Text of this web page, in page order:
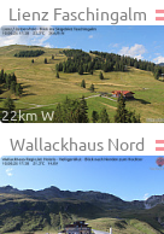
Lienz Faschingalm
22km W
Wallackhaus Nord